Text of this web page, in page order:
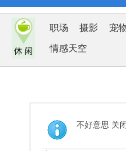
职场 摄影 宠
情感天空
不好意思 关